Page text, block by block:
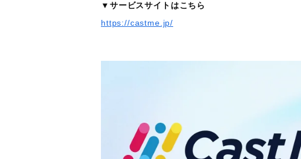
▼サービスサイトはこちら
https://castme.jp/